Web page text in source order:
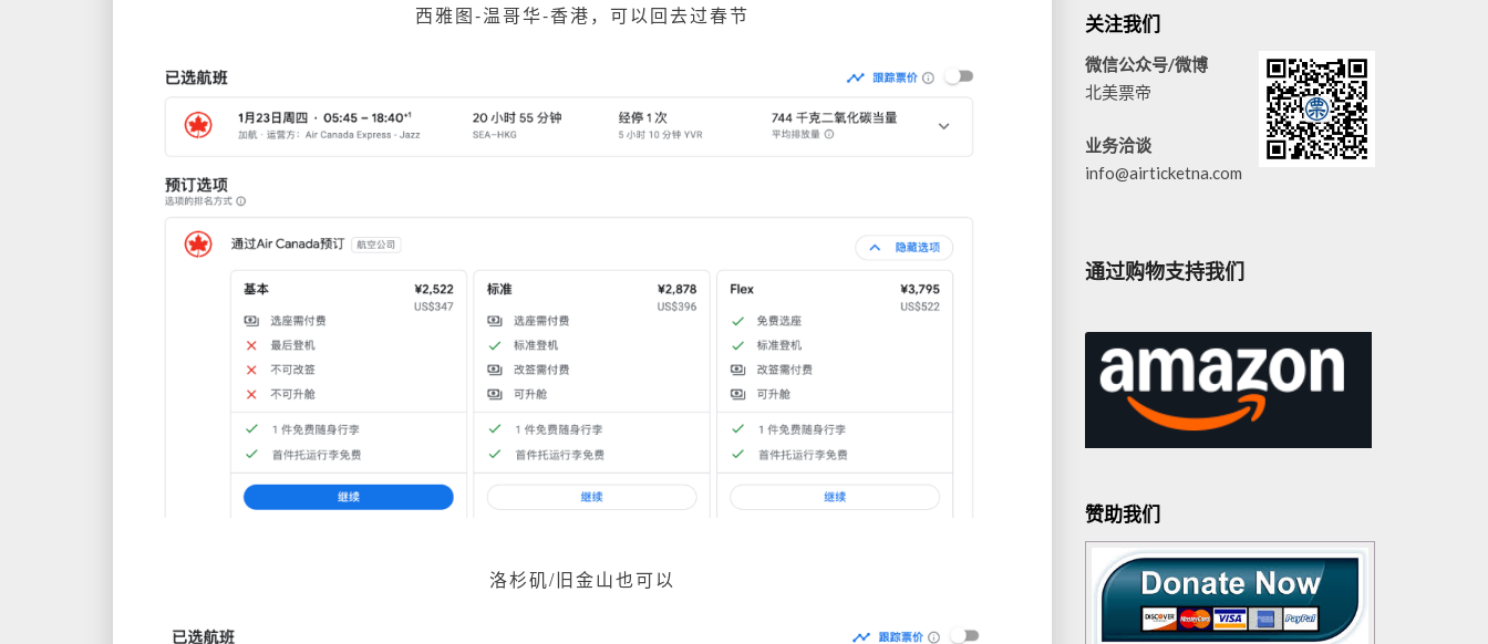
西雅图-温哥华-香港，可以回去过春节
洛杉矶/旧金山也可以
关注我们
微信公众号/微博
北美票帝
业务洽谈
info@airticketna.com
通过购物支持我们
赞助我们